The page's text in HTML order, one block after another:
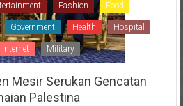
Fashion Food
Government Health Hospital
Internet Military
Mesir Serukan Gencatan
Palestina